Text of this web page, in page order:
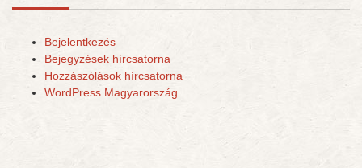
Bejelentkezés
Bejegyzések hírcsatorna
Hozzászólások hírcsatorna
WordPress Magyarország